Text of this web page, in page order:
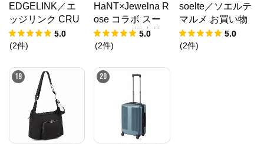
EDGELINK／エ
ッジリンク CRU
ZBOX グリント
スーツケース 101
5.0
(2件)
HaNT×Jewelna R
ose コラボ スー
ツケース 機内持
ち込み 06820
5.0
(2件)
soelte／ソエルテ
マルメ お買い物
キャリー 23L 359
82
5.0
(2件)
19 20